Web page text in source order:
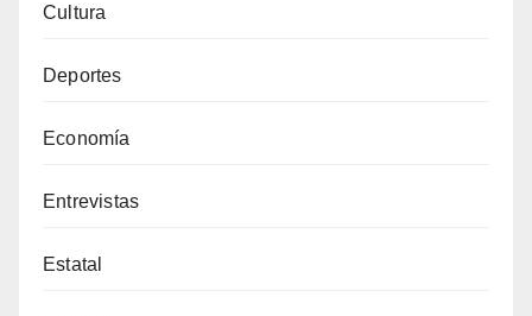
Cultura
Deportes
Economía
Entrevistas
Estatal